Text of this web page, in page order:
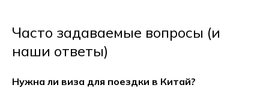
Часто задаваемые вопросы (и
наши ответы)
Нужна ли виза для поездки в Китай?